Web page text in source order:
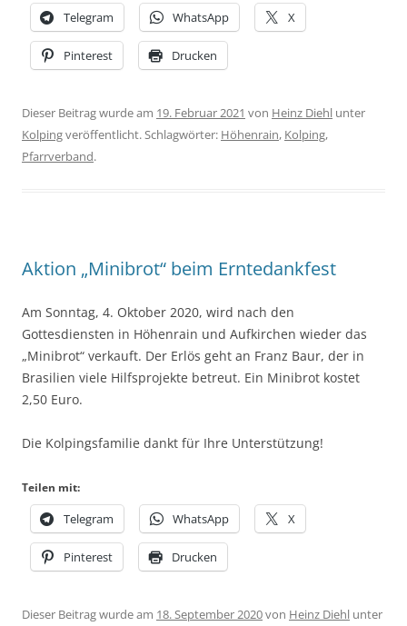
Telegram WhatsApp X
Pinterest Drucken
Dieser Beitrag wurde am 19. Februar 2021 von Heinz Diehl unter
Kolpingveröffentlicht. Schlagwörter: Höhenrain, Kolping,
Pfarrverband.
Aktion „Minibrot“ beim Erntedankfest
Am Sonntag, 4. Oktober 2020, wird nach den
Gottesdiensten in Höhenrain und Aufkirchen wieder das
„Minibrot“ verkauft. Der Erlös geht an Franz Baur, der in
Brasilien viele Hilfsprojekte betreut. Ein Minibrot kostet
2,50 Euro.
Die Kolpingsfamilie dankt für Ihre Unterstützung!
Teilen mit:
Telegram WhatsApp X
Pinterest Drucken
Dieser Beitrag wurde am 18. September 2020von Heinz Diehl unter